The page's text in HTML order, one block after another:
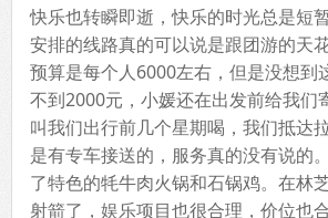
快乐也转瞬即逝，快乐的时光总是短
安排的线路真的可以说是跟团游的天
预算是每个人6000左右，但是没想到
不到2000元，小媛还在出发前给我们
叫我们出行前几个星期喝，我们抵达
是有专车接送的，服务真的没有说的
了特色的牦牛肉火锅和石锅鸡。在林
射箭了，娱乐项目也很合理，价位也